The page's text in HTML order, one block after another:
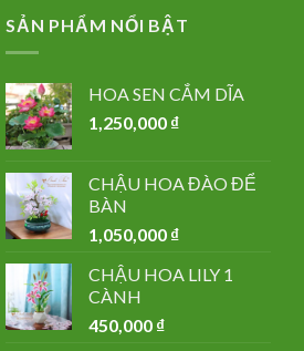
SẢN PHẨM NỔI BẬT
HOA SEN CẮM DĨA
1,250,000 ₫
CHẬU HOA ĐÀO ĐỂ
BÀN
1,050,000 ₫
CHẬU HOA LILY 1
CÀNH
450,000 ₫